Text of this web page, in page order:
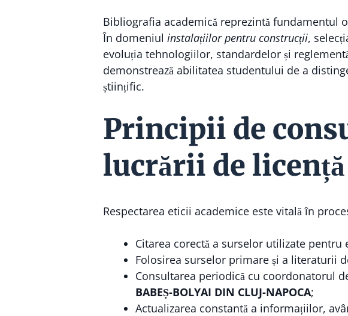
Bibliografia academică reprezintă fundamentul
În domeniul instalațiilor pentru construcții,
evoluția tehnologiilor, standardelor și
demonstrează abilitatea studentului de a
științific.
Principii de
lucrării de licență
Respectarea eticii academice este vitală în
Citarea corectă a surselor utilizate pentru
Folosirea surselor primare și a literaturii
Consultarea periodică cu coordonatorul
BABEȘ-BOLYAI DIN CLUJ-NAPOCA;
Actualizarea constantă a informațiilor,